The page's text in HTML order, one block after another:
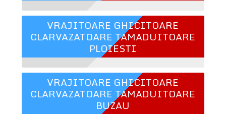
VRAJITOARE GHICITOARE
CLARVAZATOARE TAMADUITOARE
PLOIESTI
VRAJITOARE GHICITOARE
CLARVAZATOARE TAMADUITOARE
BUZAU